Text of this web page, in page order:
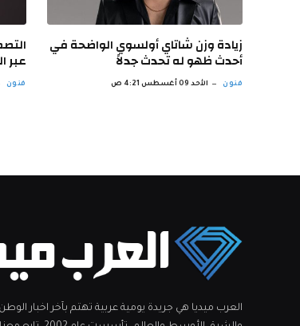
زيادة وزن شاتاي أولسوي الواضحة في
أحدث ظهو له تحدث جدلاً
فنون الأحد 09 أغسطس 4:21 ص
عبر
فنون
العرب ميديا هي جريدة يومية عربية تهتم بآخر اخبار